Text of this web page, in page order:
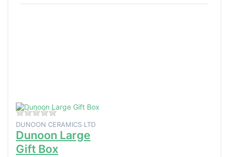
Zu diesem Produkt liegen noch keine Bewertungen
DUNOON CERAMICS LTD
Dunoon Large
Gift Box